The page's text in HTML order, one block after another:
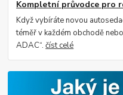
Kompletní průvodce pro
Když vybíráte novou
téměř v každém obchodě
ADAC“.číst celé